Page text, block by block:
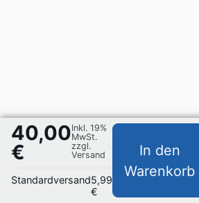
40,00
€
Inkl. 19%
MwSt.
zzgl.
Versand
Standardversand5,99
€
In den
Warenkorb